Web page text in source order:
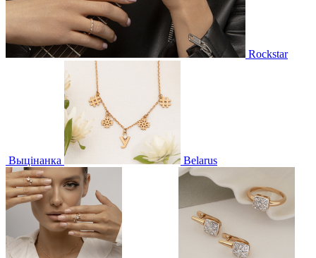
Rockstar
Выцінанка Belarus